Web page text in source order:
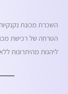
הטרחה של רכישת
ליהנות מהיתרונות